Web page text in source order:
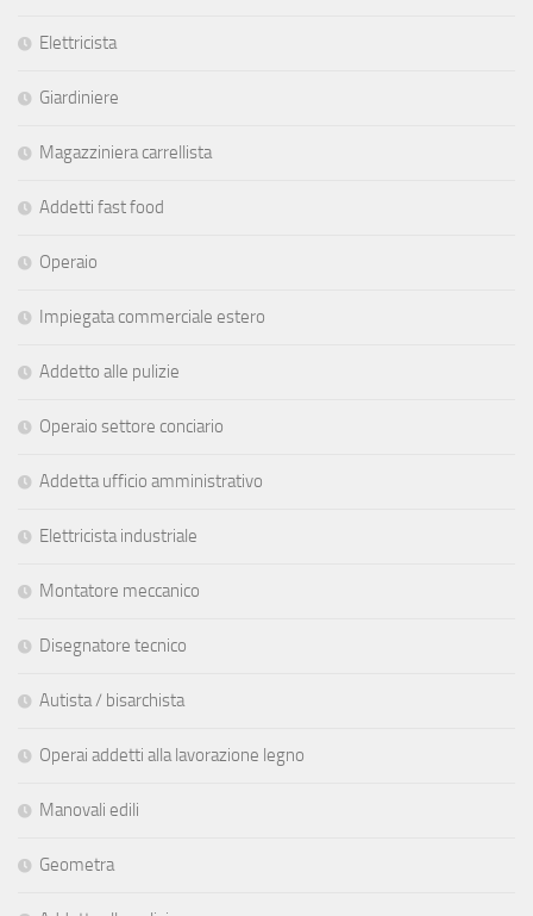
Elettricista
Giardiniere
Magazziniera carrellista
Addetti fast food
Operaio
Impiegata commerciale estero
Addetto alle pulizie
Operaio settore conciario
Addetta ufficio amministrativo
Elettricista industriale
Montatore meccanico
Disegnatore tecnico
Autista / bisarchista
Operai addetti alla lavorazione legno
Manovali edili
Geometra